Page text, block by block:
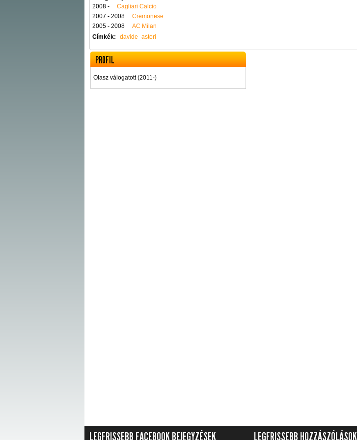
2008 -
Cagliari Calcio
2007 - 2008
Cremonese
2005 - 2008
AC Milan
Címkék:
davide_astori
PROFIL
Olasz válogatott (2011-)
LEGFRISSEBB FACEBOOK BEJEGYZÉSEK LEGFRISSEBB HOZZÁSZÓLÁSOK